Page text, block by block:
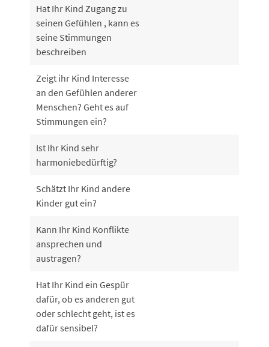
Hat Ihr Kind Zugang zu
seinen Gefühlen , kann es
seine Stimmungen
beschreiben
Zeigt ihr Kind Interesse
an den Gefühlen anderer
Menschen? Geht es auf
Stimmungen ein?
Ist Ihr Kind sehr
harmoniebedürftig?
Schätzt Ihr Kind andere
Kinder gut ein?
Kann Ihr Kind Konflikte
ansprechen und
austragen?
Hat Ihr Kind ein Gespür
dafür, ob es anderen gut
oder schlecht geht, ist es
dafür sensibel?